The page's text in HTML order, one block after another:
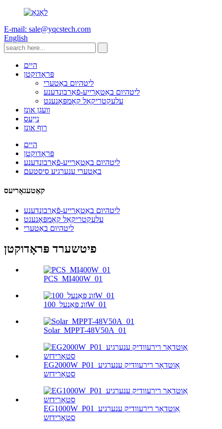
E-mail: sale@yqcstech.com
English
היים
פּראָדוקטן
ליטהיום באַטערי
ליטהיום באַטאַרייע-פֿאַרבונדענע
עלעקטריקאַל קאָמפּאָנענט
וועגן אונז
נייַעס
רוף אונז
היים
פּראָדוקטן
ליטהיום באַטאַרייע-פֿאַרבונדענע
באַטערי ענערגיע סיסטעם
קאַטעגאָריעס
ליטהיום באַטאַרייע-פֿאַרבונדענע
עלעקטריקאַל קאָמפּאָנענט
ליטהיום באַטערי
פיטשערד פּראָדוקטן
PCS_MI400W_01
זונ פּאַנעל_100W_01
Solar_MPPT-48V50A_01
EG2000W_P01_אַוטדאָר רירעוודיק ענערגיע
סטאָרידזש
EG1000W_P01_אַוטדאָר רירעוודיק ענערגיע
סטאָרידזש